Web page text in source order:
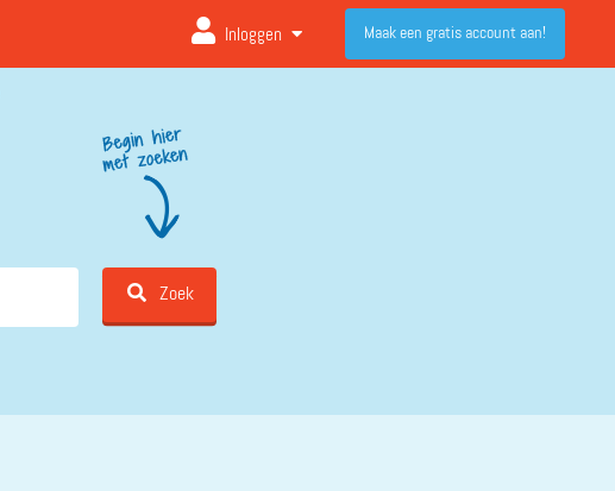
Inloggen Maak een gratis account aan!
Zoek